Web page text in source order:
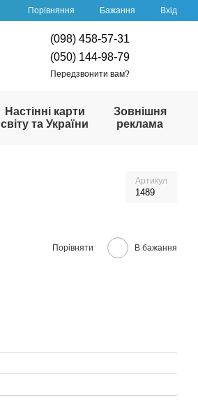
Порівняння Бажання Вхід
(098) 458-57-31
(050) 144-98-79
Передзвонити вам?
Настінні карти
світу та України
Зовнішня
реклама
Артикул
1489
Порівняти В бажання